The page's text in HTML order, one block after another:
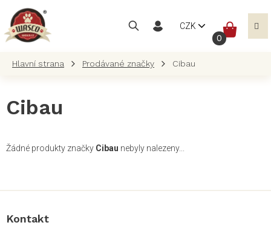
obsah
CZK
Prodávané značky Cibau
Cibau
Žádné produkty značky Cibau nebyly nalezeny...
Kontakt